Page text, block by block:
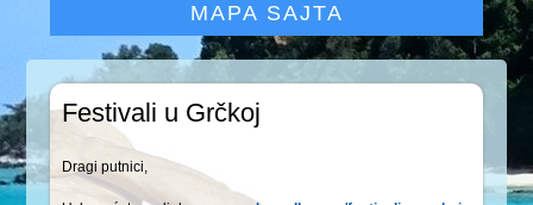
MAPA SAJTA
Festivali u Grčkoj
Dragi putnici,